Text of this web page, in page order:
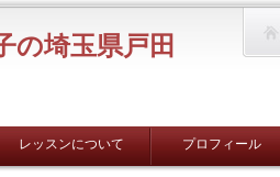
の埼玉県戸田
レッスンについて プロフィール